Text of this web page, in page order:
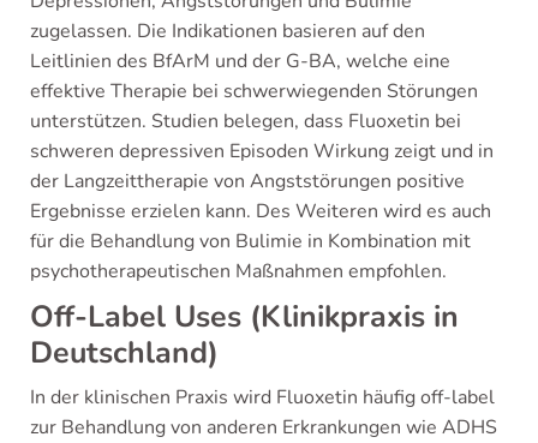
zugelassen. Die Indikationen basieren auf den
Leitlinien des BfArM und der G-BA, welche eine
effektive Therapie bei schwerwiegenden Störungen
unterstützen. Studien belegen, dass Fluoxetin bei
schweren depressiven Episoden Wirkung zeigt und in
der Langzeittherapie von Angststörungen positive
Ergebnisse erzielen kann. Des Weiteren wird es auch
für die Behandlung von Bulimie in Kombination mit
psychotherapeutischen Maßnahmen empfohlen.
Off-Label Uses (Klinikpraxis in
Deutschland)
In der klinischen Praxis wird Fluoxetin häufig off-label
zur Behandlung von anderen Erkrankungen wie ADHS